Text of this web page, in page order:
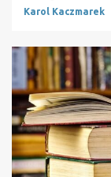
Karol Kaczmarek